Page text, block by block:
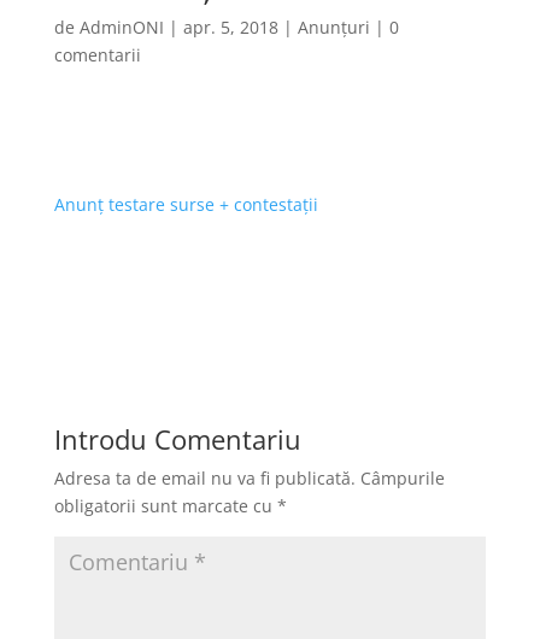
de AdminONI | apr. 5, 2018| Anunțuri | 0
comentarii
Anunț testare surse + contestații
Introdu Comentariu
Adresa ta de email nu va fi publicată. Câmpurile
obligatorii sunt marcate cu *